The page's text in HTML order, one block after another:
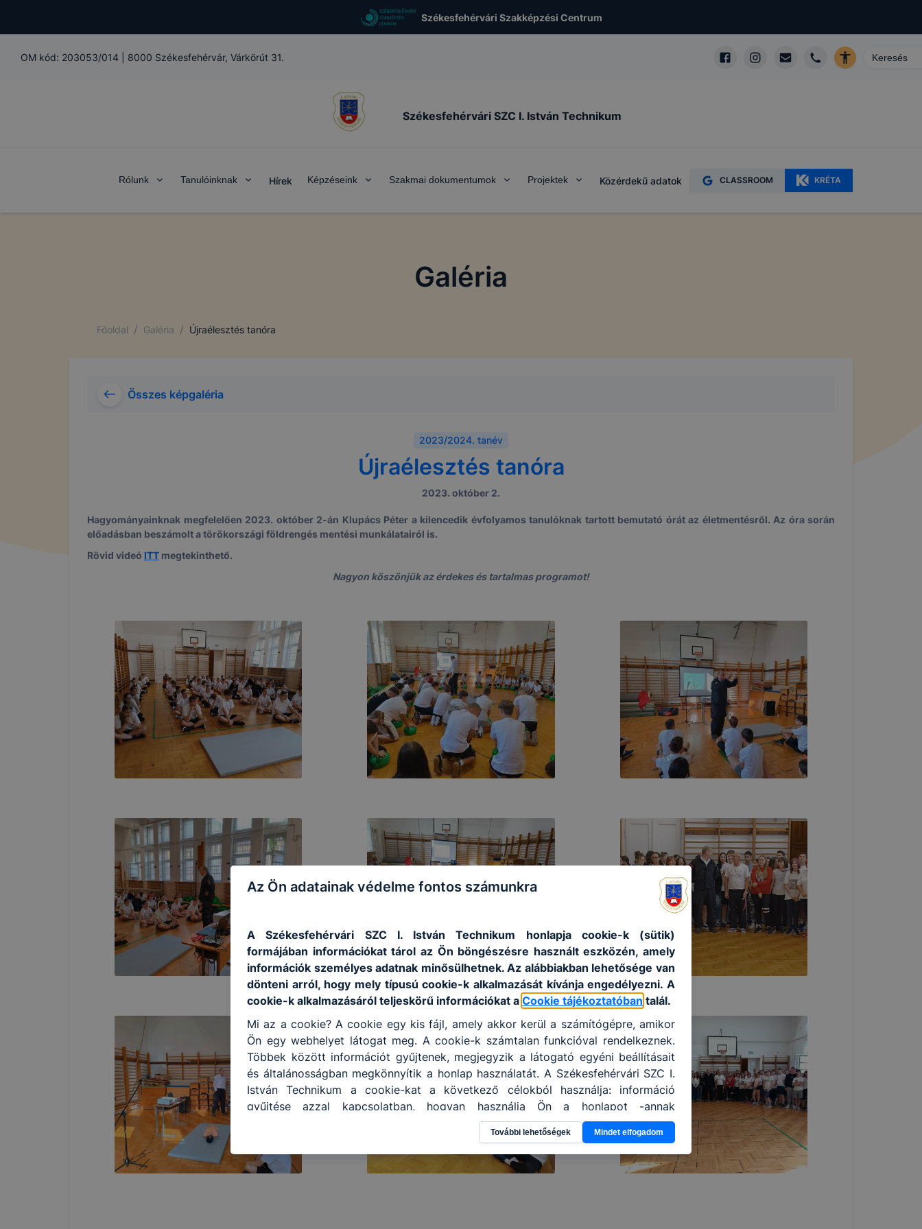
Székesfehérvári Szakképzési Centrum
OM kód: 203053/014 8000 Székesfehérvár, Várkörút 31.
Székesfehérvári SZC I. István Technikum
Rólunk Tanulóinknak Hírek Képzéseink Szakmai dokumentumok Projektek Közérdekű adatok CLASSROOM KRÉTA
Galéria
Főoldal / Galéria / Újraélesztés tanóra
Összes képgaléria
2023/2024. tanév
Újraélesztés tanóra
2023. október 2.
Hagyományainknak megfelelően 2023. október 2-án Klupács Péter a kilencedik évfolyamos tanulóknak tartott bemutató órát az életmentésről. Az óra során
előadásban beszámolt a törökországi földrengés mentési munkálatairól is.
Rövid videó ITT megtekinthető.
Nagyon köszönjük az érdekes és tartalmas programot!
Az Ön adatainak védelme fontos számunkra
A Székesfehérvári SZC I. István Technikum honlapja cookie-k (sütik)
formájában információkat tárol az Ön böngészésre használt eszközén, amely
információk személyes adatnak minősülhetnek. Az alábbiakban lehetősége van
dönteni arról, hogy mely típusú cookie-k alkalmazását kívánja engedélyezni. A
cookie-k alkalmazásáról teljeskörű információkat a Cookie tájékoztatóban talál.
Mi az a cookie? A cookie egy kis fájl, amely akkor kerül a számítógépre, amikor
Ön egy webhelyet látogat meg. A cookie-k számtalan funkcióval rendelkeznek.
Többek között információt gyűjtenek, megjegyzik a látogató egyéni beállításait
és általánosságban megkönnyítik a honlap használatát. A Székesfehérvári SZC I.
István Technikum a cookie-kat a következő célokból használja: információ
gyűjtése azzal kapcsolatban, hogyan használja Ön a honlapot -annak
felmérésével, hogy a honlap melyik részeit látogatja, vagy használja leginkább,
így megtudhatjuk, hogyan biztosítsunk Önnek még jobb felhasználói élményt, ha
ismét meglátogatja oldalunkat, honlap fejlesztése. Hogyan ellenőrizheti és hogyan
tudja kikapcsolni a cookie-kat? Minden modern böngésző engedélyezi a cookie-k
További lehetőségek Mindet elfogadom